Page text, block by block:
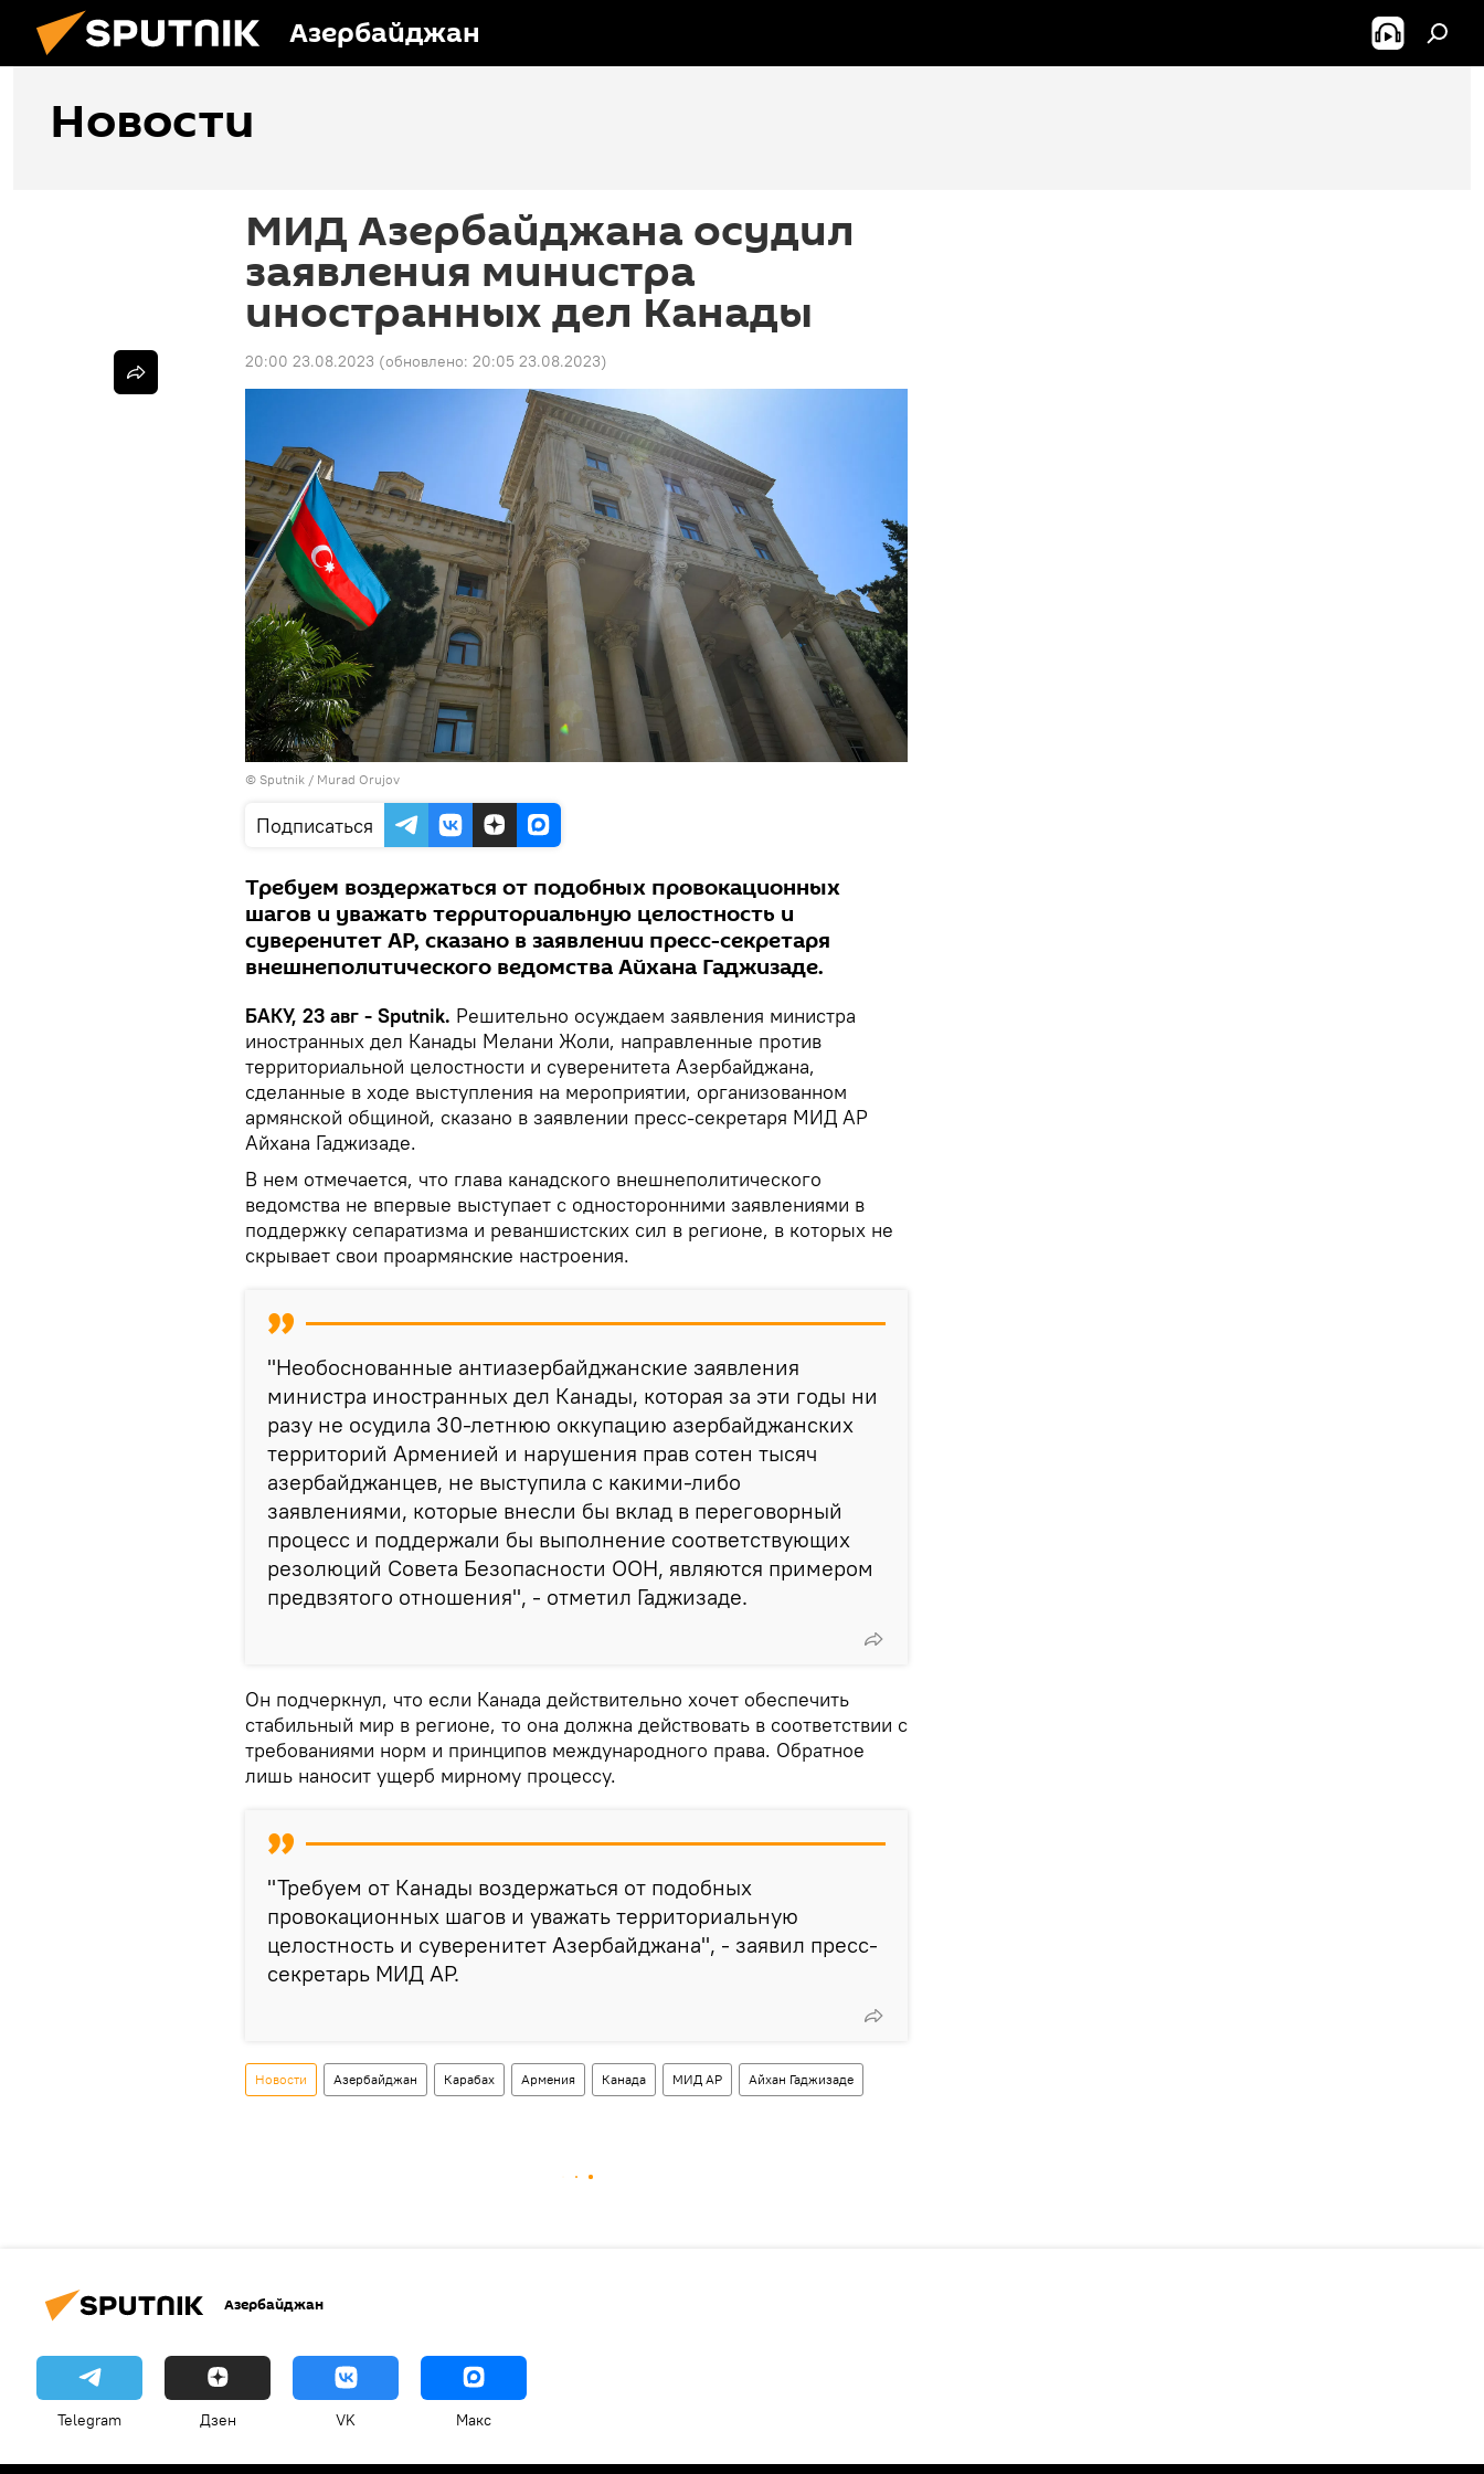
Азербайджан
Новости
МИД Азербайджана осудил
заявления министра
иностранных дел Канады
20:00 23.08.2023 (обновлено: 20:05 23.08.2023)
© Sputnik / Murad Orujov
Подписаться
Требуем воздержаться от подобных провокационных
шагов и уважать территориальную целостность и
суверенитет АР, сказано в заявлении пресс-секретаря
внешнеполитического ведомства Айхана Гаджизаде.
БАКУ, 23 авг - Sputnik. Решительно осуждаем заявления министра
иностранных дел Канады Мелани Жоли, направленные против
территориальной целостности и суверенитета Азербайджана,
сделанные в ходе выступления на мероприятии, организованном
армянской общиной, сказано в заявлении пресс-секретаря МИД АР
Айхана Гаджизаде.
В нем отмечается, что глава канадского внешнеполитического
ведомства не впервые выступает с односторонними заявлениями в
поддержку сепаратизма и реваншистских сил в регионе, в которых не
скрывает свои проармянские настроения.
"Необоснованные антиазербайджанские заявления
министра иностранных дел Канады, которая за эти годы ни
разу не осудила 30-летнюю оккупацию азербайджанских
территорий Арменией и нарушения прав сотен тысяч
азербайджанцев, не выступила с какими-либо
заявлениями, которые внесли бы вклад в переговорный
процесс и поддержали бы выполнение соответствующих
резолюций Совета Безопасности ООН, являются примером
предвзятого отношения", - отметил Гаджизаде.
Он подчеркнул, что если Канада действительно хочет обеспечить
стабильный мир в регионе, то она должна действовать в соответствии с
требованиями норм и принципов международного права. Обратное
лишь наносит ущерб мирному процессу.
"Требуем от Канады воздержаться от подобных
провокационных шагов и уважать территориальную
целостность и суверенитет Азербайджана", - заявил пресс-
секретарь МИД АР.
Новости Азербайджан Карабах Армения Канада МИД АР Айхан Гаджизаде
Азербайджан
Telegram Дзен VK Макс